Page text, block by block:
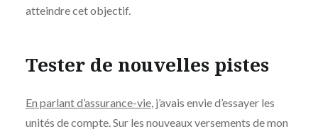
atteindre cet objectif.
Tester de nouvelles pistes
En parlant d’assurance-vie, j’avais envie d’essayer les
unités de compte. Sur les nouveaux versements de mon